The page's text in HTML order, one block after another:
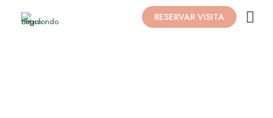
RESERVAR VISITA